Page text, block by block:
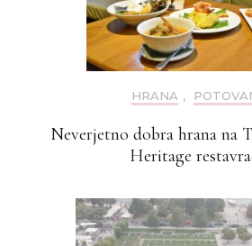
HRANA ,
Neverjetno dobra hrana na
Heritage